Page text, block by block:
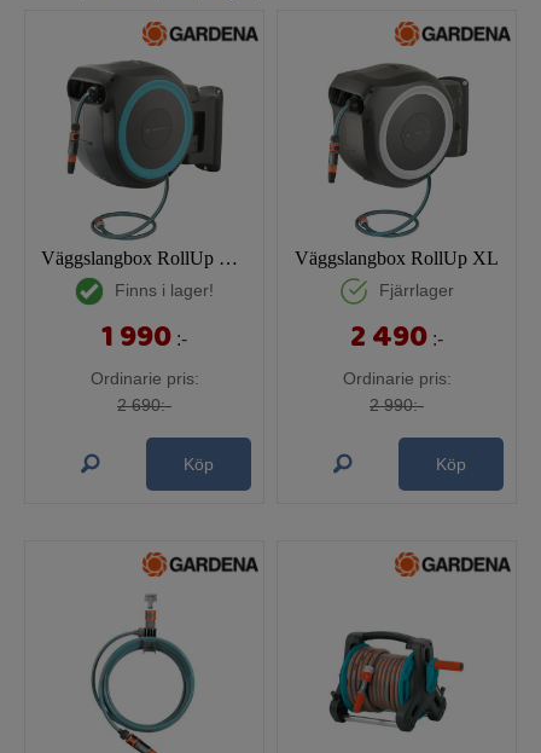
Väggslangbox RollUp XL, 35m
Finns i lager!
1 990 :-
Ordinarie pris:
2 690:-
Köp
Väggslangbox RollUp XL
Fjärrlager
2 490 :-
Ordinarie pris:
2 990:-
Köp